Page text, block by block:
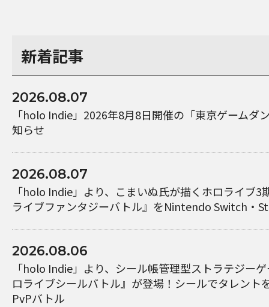
新着記事
2026.08.07
「holo Indie」2026年8月8日開催の「東京ゲームダ
知らせ
2026.08.07
「holo Indie」より、こまいぬ氏が描くホロライブ3
ライブファンタジーバトル』をNintendo Switch・
2026.08.06
「holo Indie」より、シール帳管理型ストラテジー
ロライブシールバトル』が登場！シールでタレント
PvPバトル